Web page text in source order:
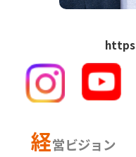
経営ビジョン